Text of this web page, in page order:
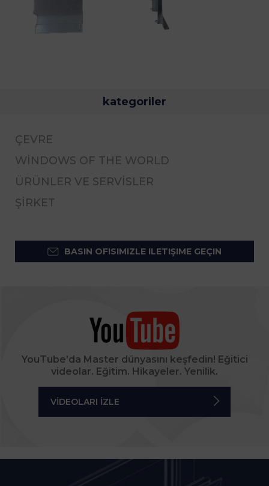
kategoriler
ÇEVRE
WINDOWS OF THE WORLD
ÜRÜNLER VE SERVISLER
ŞİRKET
BASIN OFISIMIZLE ILETIŞIME GEÇIN
YouTube’da Master dünyasını keşfedin! Eğitici
videolar. Eğitim. Hikayeler. Yenilik.
VIDEOLARI IZLE